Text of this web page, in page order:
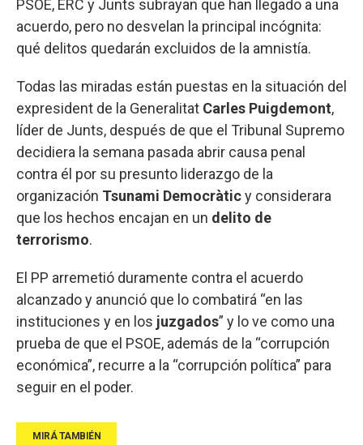
PSOE, ERC y Junts subrayan que han llegado a una
acuerdo, pero no desvelan la principal incógnita:
qué delitos quedarán excluidos de la amnistía.
Todas las miradas están puestas en la situación del
expresident de la Generalitat Carles Puigdemont,
líder de Junts, después de que el Tribunal Supremo
decidiera la semana pasada abrir causa penal
contra él por su presunto liderazgo de la
organización Tsunami Democràticy considerara
que los hechos encajan en un delito de
terrorismo.
El PP arremetió duramente contra el acuerdo
alcanzado y anunció que lo combatirá “en las
instituciones y en los juzgados” y lo ve como una
prueba de que el PSOE, además de la “corrupción
económica”, recurre a la “corrupción política” para
seguir en el poder.